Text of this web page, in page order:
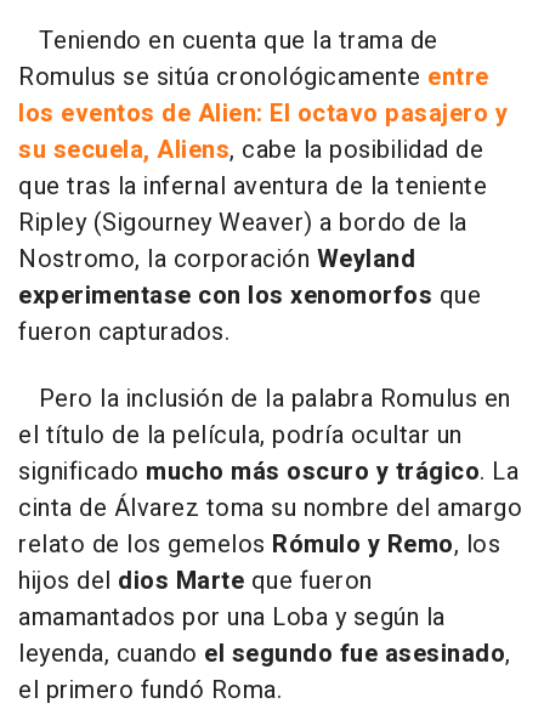
Teniendo en cuenta que la trama de
Romulus se sitúa cronológicamente entre
los eventos de Alien: El octavo pasajero y
su secuela, Aliens, cabe la posibilidad de
que tras la infernal aventura de la teniente
Ripley (Sigourney Weaver) a bordo de la
Nostromo, la corporación Weyland
experimentase con los xenomorfos que
fueron capturados.
Pero la inclusión de la palabra Romulus en
el título de la película, podría ocultar un
significado mucho más oscuro y trágico. La
cinta de Álvarez toma su nombre del amargo
relato de los gemelos Rómulo y Remo, los
hijos del dios Marte que fueron
amamantados por una Loba y según la
leyenda, cuando el segundo fue asesinado,
el primero fundó Roma.